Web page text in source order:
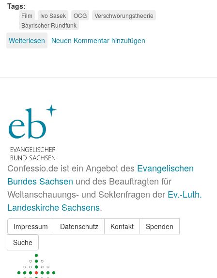
Tags
Film Ivo Sasek OCG
Verschwörungstheorie
Bayrischer Rundfunk
Weiterlesen über
erlösen
Bösen
Neuen Kommentar hinzufügen
Confessio.de ist ein Angebot des Evangelischen
Bundes Sachsen und des Beauftragten für
Weltanschauungs- und Sektenfragen der Ev.-Luth.
Landeskirche Sachsens.
Impressum Datenschutz Kontakt
Spenden
Suche